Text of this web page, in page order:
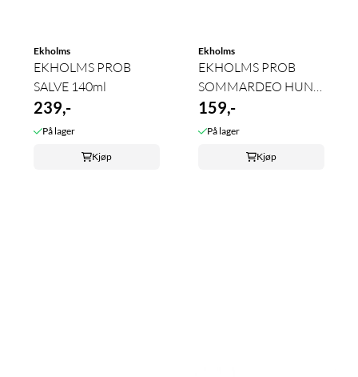
Ekholms
EKHOLMS PROB
SALVE 140ml
239,-
På lager
Kjøp
Ekholms
EKHOLMS PROB
SOMMARDEO HUND
200ml
159,-
På lager
Kjøp